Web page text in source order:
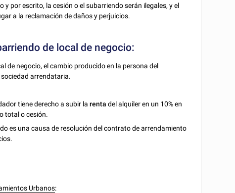
por escrito, la cesión o el subarriendo serán ilegales, y el
a la reclamación de daños y perjuicios.
de local de negocio:
de negocio, el cambio producido en la persona del
arrendataria.
tiene derecho a subir larenta del alquiler en un 10% en
total o cesión.
es una causa de resolución del contrato de arrendamiento
Urbanos: